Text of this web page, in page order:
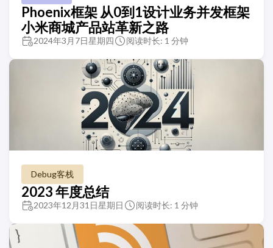
Phoenix框架 从0到1设计业务并发框架
小米商城产品站革新之路
2024年3月7日星期四 阅读时长: 1 分钟
Debug客栈
2023 年度总结
2023年12月31日星期日 阅读时长: 1 分钟